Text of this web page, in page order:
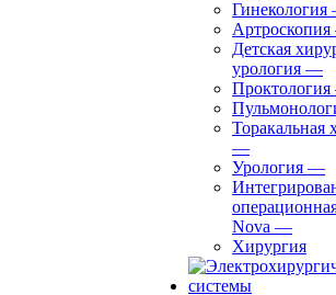
Гинекология
Артроскопия
Детская
урология —
Проктология
Торакальная
—
Урология —
Nova —
Хирургия